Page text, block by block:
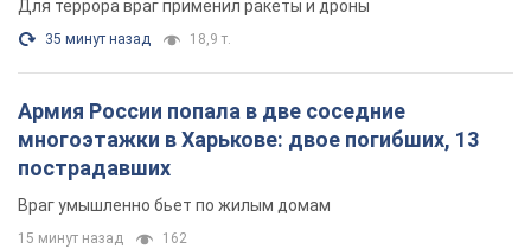
Для террора враг применил ракеты и дроны
35 минут назад 18,9 т.
Армия России попала в две соседние
многоэтажки в Харькове: двое погибших, 13
пострадавших
Враг умышленно бьет по жилым домам
15 минут назад 162